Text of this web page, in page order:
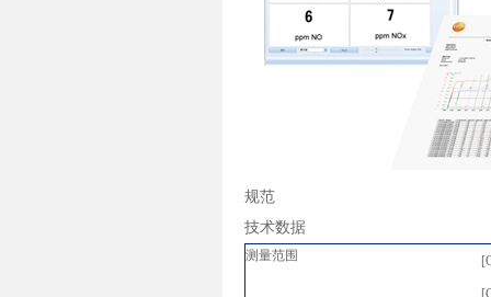
规范
技术数据
测量范围